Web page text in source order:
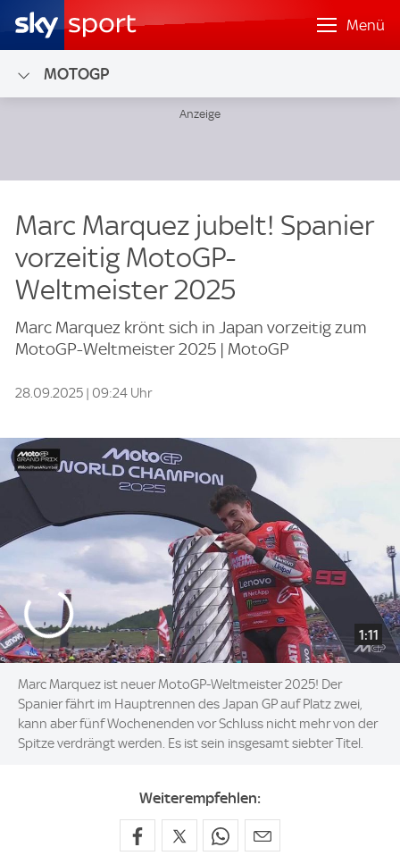
Menü
MOTOGP
Marc Marquez jubelt! Spanier
vorzeitig MotoGP-
Weltmeister 2025
Marc Marquez krönt sich in Japan vorzeitig zum
MotoGP-Weltmeister 2025 | MotoGP
28.09.2025 | 09:24 Uhr
1:11
Marc Marquez ist neuer MotoGP-Weltmeister 2025! Der
Spanier fährt im Hauptrennen des Japan GP auf Platz zwei,
kann aber fünf Wochenenden vor Schluss nicht mehr von der
Spitze verdrängt werden. Es ist sein insgesamt siebter Titel.
Weiterempfehlen: